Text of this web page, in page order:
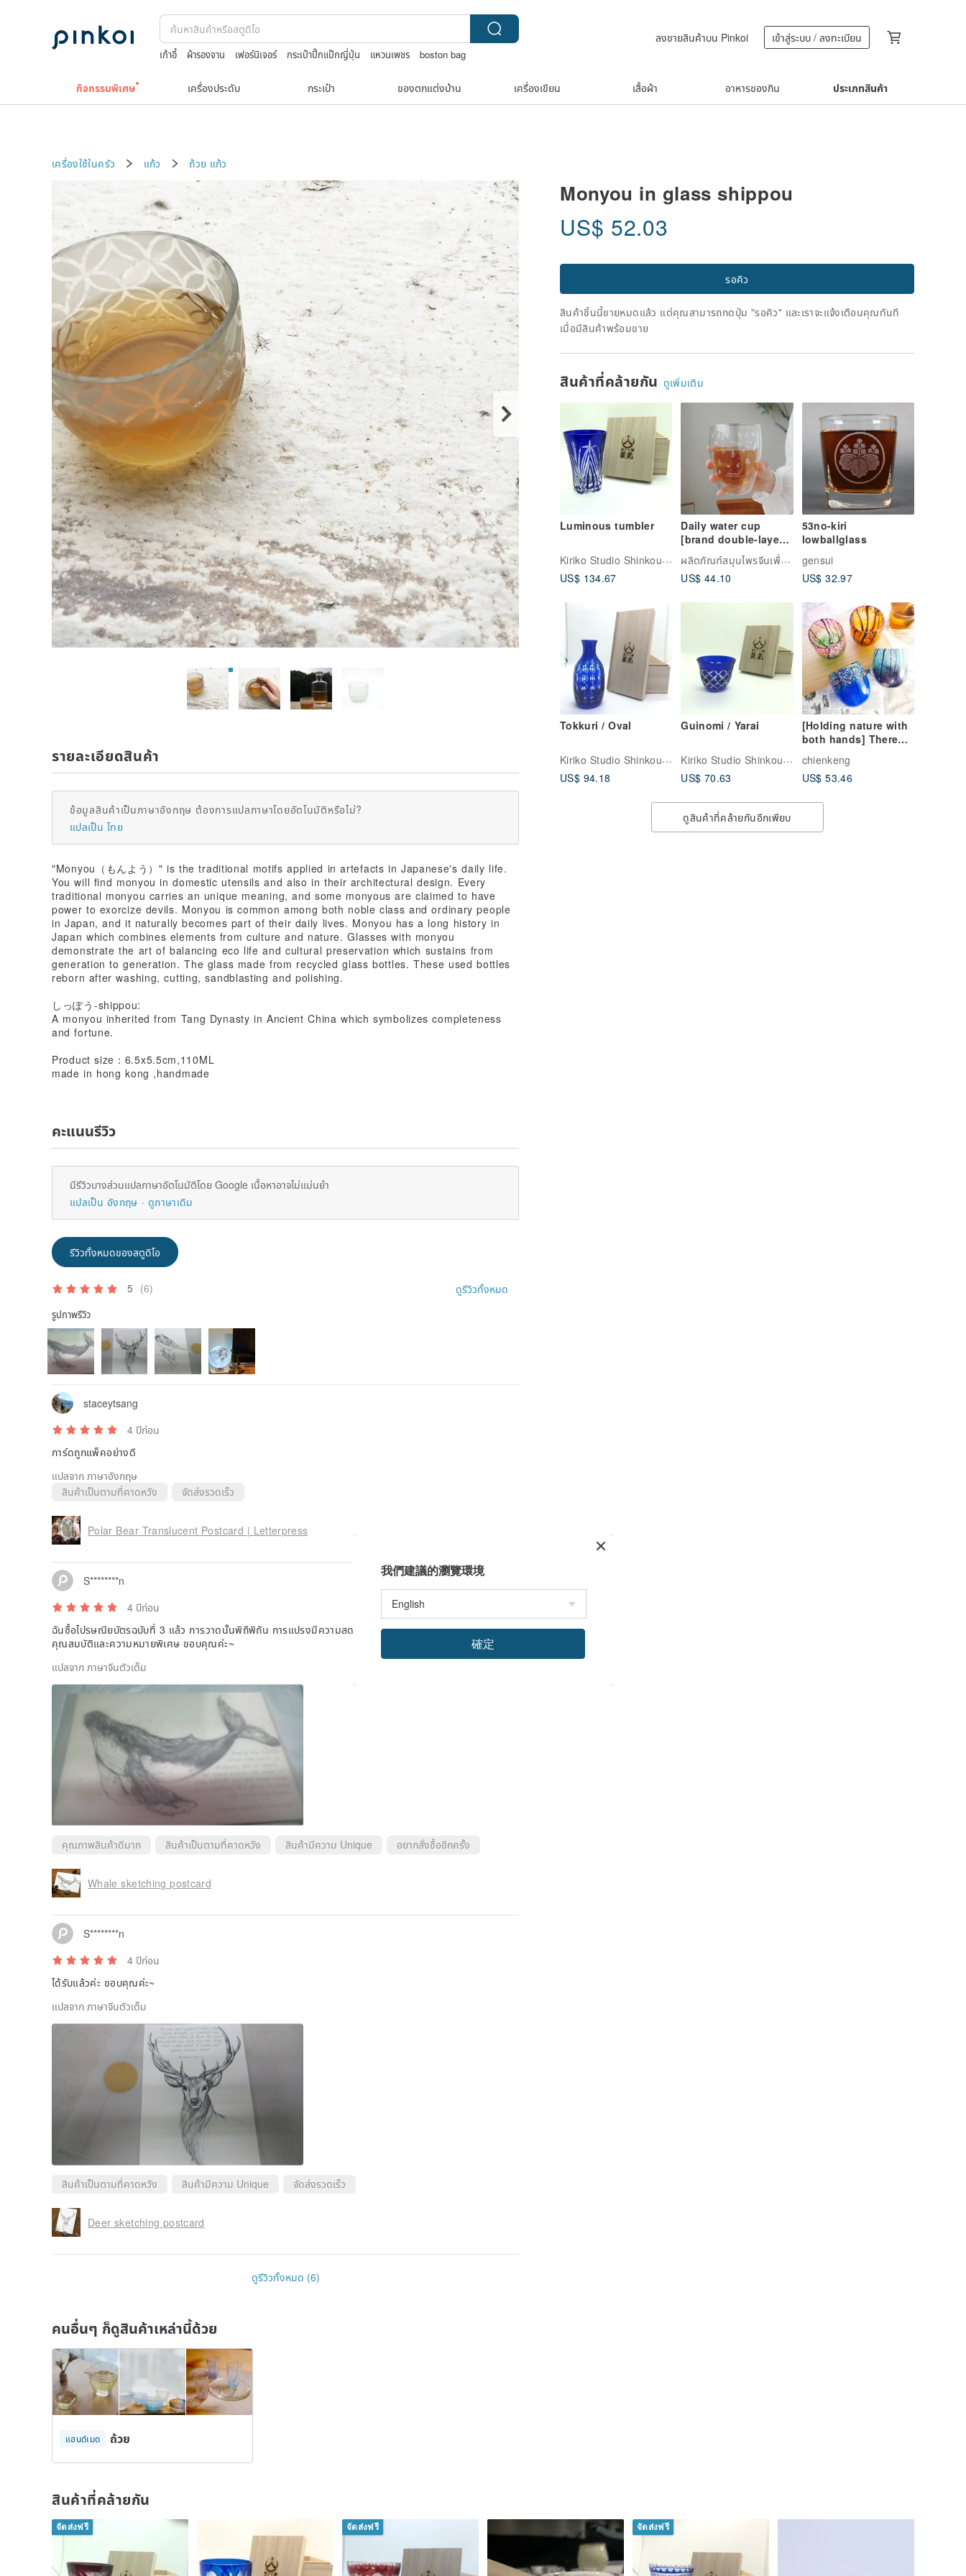
เก้าอี้ ผ้ารองจาน เฟอร์นิเจอร์ กระเป๋าปิ๊กแป๊กญี่ปุ่น แหวนเพชร
boston bag
ลงขายสินค้าบน Pinkoi เข้าสู่ระบบ / ลงทะเบียน
กิจกรรมพิเศษ เครื่องประดับ กระเป๋า ของตกแต่งบ้าน เครื่องเขียน เสื้อผ้า อาหารของกิน ประเภทสินค้า
เครื่องใช้ในครัว แก้ว ถ้วย แก้ว
Monyou in glass shippou
US$ 52.03
รอคิว
สินค้าชิ้นนี้ขายหมดแล้ว แต่คุณสามารถกดปุ่ม "รอคิว" และเราจะแจ้งเตือนคุณทันที
เมื่อมีสินค้าพร้อมขาย
สินค้าที่คล้ายกัน ดูเพิ่มเติม
Luminous tumbler
Kiriko Studio Shinkou | งานแก้วเจียระไนญี่ปุ่น
US$ 134.67
Daily water cup
[brand double-layer
glass water cup
350ml] a good
partner for easy
ผลิตภัณฑ์สมุนไพรจีนเพื่อสุขภาพ | LOMOJI
US$ 44.10
53no-kiri
lowballglass
gensui
US$ 32.97
Tokkuri / Oval
Kiriko Studio Shinkou | งานแก้วเจียระไนญี่ปุ่น
US$ 94.18
Guinomi / Yarai
Kiriko Studio Shinkou | งานแก้วเจียระไนญี่ปุ่น
US$ 70.63
[Holding nature with
both hands] There
are four types of
Japanese hand-
blown glass
cups/tea cups
chienkeng
US$ 53.46
ดูสินค้าที่คล้ายกันอีกเพียบ
รายละเอียดสินค้า
ข้อมูลสินค้าเป็นภาษาอังกฤษ ต้องการแปลภาษาโดยอัตโนมัติหรือไม่?
แปลเป็น ไทย
"Monyou（もんよう）" is the traditional motifs applied in artefacts in Japanese's daily life.
You will find monyou in domestic utensils and also in their architectural design. Every
traditional monyou carries an unique meaning, and some monyous are claimed to have
power to exorcize devils. Monyou is common among both noble class and ordinary people
in Japan, and it naturally becomes part of their daily lives. Monyou has a long history in
Japan which combines elements from culture and nature. Glasses with monyou
demonstrate the art of balancing eco life and cultural preservation which sustains from
generation to generation. The glass made from recycled glass bottles. These used bottles
reborn after washing, cutting, sandblasting and polishing.
しっぽう-shippou:
A monyou inherited from Tang Dynasty in Ancient China which symbolizes completeness
and fortune.
Product size：6.5x5.5cm,110ML
made in hong kong ,handmade
คะแนนรีวิว
มีรีวิวบางส่วนแปลภาษาอัตโนมัติโดย Google เนื้อหาอาจไม่แม่นยำ
แปลเป็น อังกฤษ
ดูภาษาเดิม
รีวิวทั้งหมดของสตูดิโอ
5 (6) ดูรีวิวทั้งหมด
รูปภาพรีวิว
staceytsang
4 ปีก่อน
การ์ดถูกแพ็คอย่างดี
แปลจาก ภาษาอังกฤษ
สินค้าเป็นตามที่คาดหวัง
จัดส่งรวดเร็ว
Polar Bear Translucent Postcard | Letterpress
S********n
4 ปีก่อน
ฉันซื้อไปรษณียบัตรฉบับที่ 3 แล้ว การวาดนั้นพิถีพิถัน การแปรงมีความสดใส ไปรษณียบัตรชุดภาพสเก็ตช์สัตว์ที่มี
คุณสมบัติและความหมายพิเศษ ขอบคุณค่ะ~
แปลจาก ภาษาจีนตัวเต็ม
คุณภาพสินค้าดีมาก สินค้าเป็นตามที่คาดหวัง สินค้ามีความ Unique อยากสั่งซื้ออีกครั้ง
Whale sketching postcard
S********n
4 ปีก่อน
ได้รับแล้วค่ะ ขอบคุณค่ะ~
แปลจาก ภาษาจีนตัวเต็ม
สินค้าเป็นตามที่คาดหวัง สินค้ามีความ Unique จัดส่งรวดเร็ว
Deer sketching postcard
ดูรีวิวทั้งหมด (6)
คนอื่นๆ ก็ดูสินค้าเหล่านี้ด้วย
แฮนด์เมด ถ้วย
สินค้าที่คล้ายกัน
จัดส่งฟรี จัดส่งฟรี จัดส่งฟรี
我們建議的瀏覽環境
確定